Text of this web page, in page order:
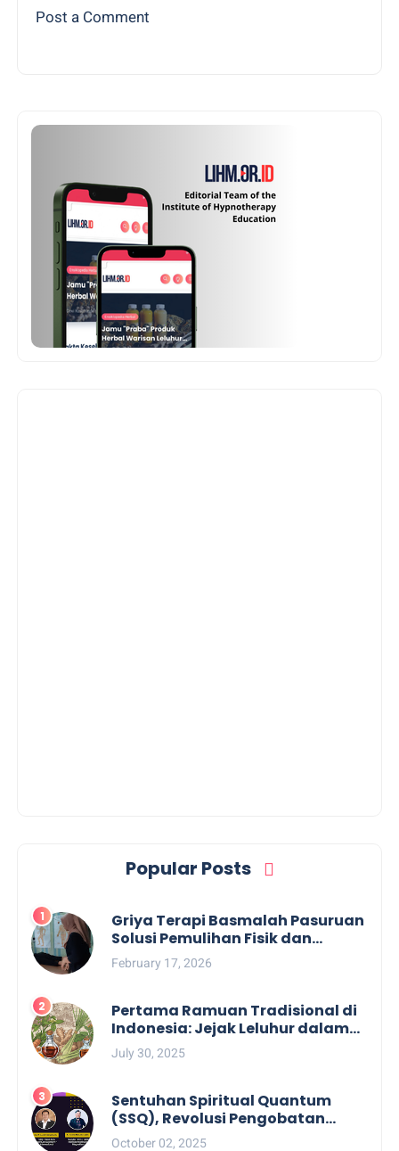
Post a Comment
Popular Posts
Griya Terapi Basmalah Pasuruan
Solusi Pemulihan Fisik dan
Mental Terpercaya
February 17, 2026
Pertama Ramuan Tradisional di
Indonesia: Jejak Leluhur dalam
Pengobatan Alami
July 30, 2025
Sentuhan Spiritual Quantum
(SSQ), Revolusi Pengobatan
Tanpa Obat
October 02, 2025